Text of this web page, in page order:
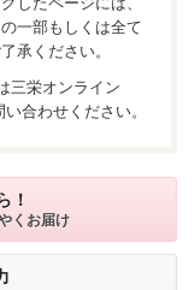
一部もしくは全て
承ください。
三栄オンライン
合わせください。
！
くお届け